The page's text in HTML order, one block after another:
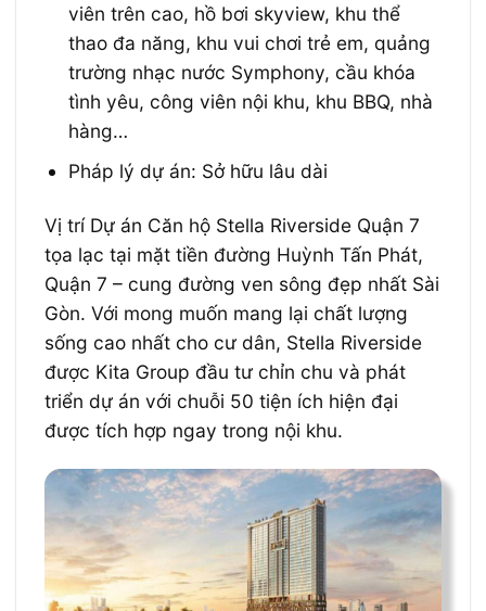
viên trên cao, hồ bơi skyview, khu thể
thao đa năng, khu vui chơi trẻ em, quảng
trường nhạc nước Symphony, cầu khóa
tình yêu, công viên nội khu, khu BBQ, nhà
hàng…
Pháp lý dự án: Sở hữu lâu dài
Vị trí Dự án Căn hộ Stella Riverside Quận 7
tọa lạc tại mặt tiền đường Huỳnh Tấn Phát,
Quận 7 – cung đường ven sông đẹp nhất Sài
Gòn. Với mong muốn mang lại chất lượng
sống cao nhất cho cư dân, Stella Riverside
được Kita Group đầu tư chỉn chu và phát
triển dự án với chuỗi 50 tiện ích hiện đại
được tích hợp ngay trong nội khu.